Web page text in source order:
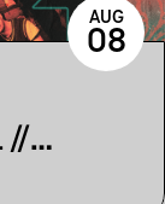
//
AUG
08